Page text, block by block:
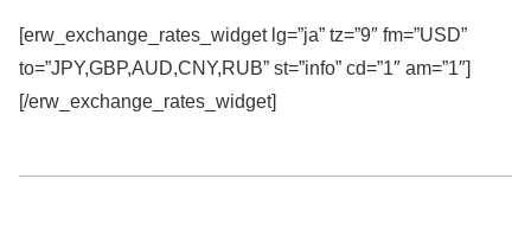
[erw_exchange_rates_widget lg=”ja” tz=”9″ fm=”USD”
to=”JPY,GBP,AUD,CNY,RUB” st=”info” cd=”1″ am=”1″]
[/erw_exchange_rates_widget]